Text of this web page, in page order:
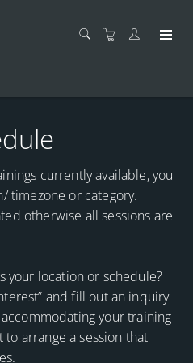
currently available, you
timezone or category.
otherwise all sessions are
your location or schedule?
and fill out an inquiry
your training
arrange a session that